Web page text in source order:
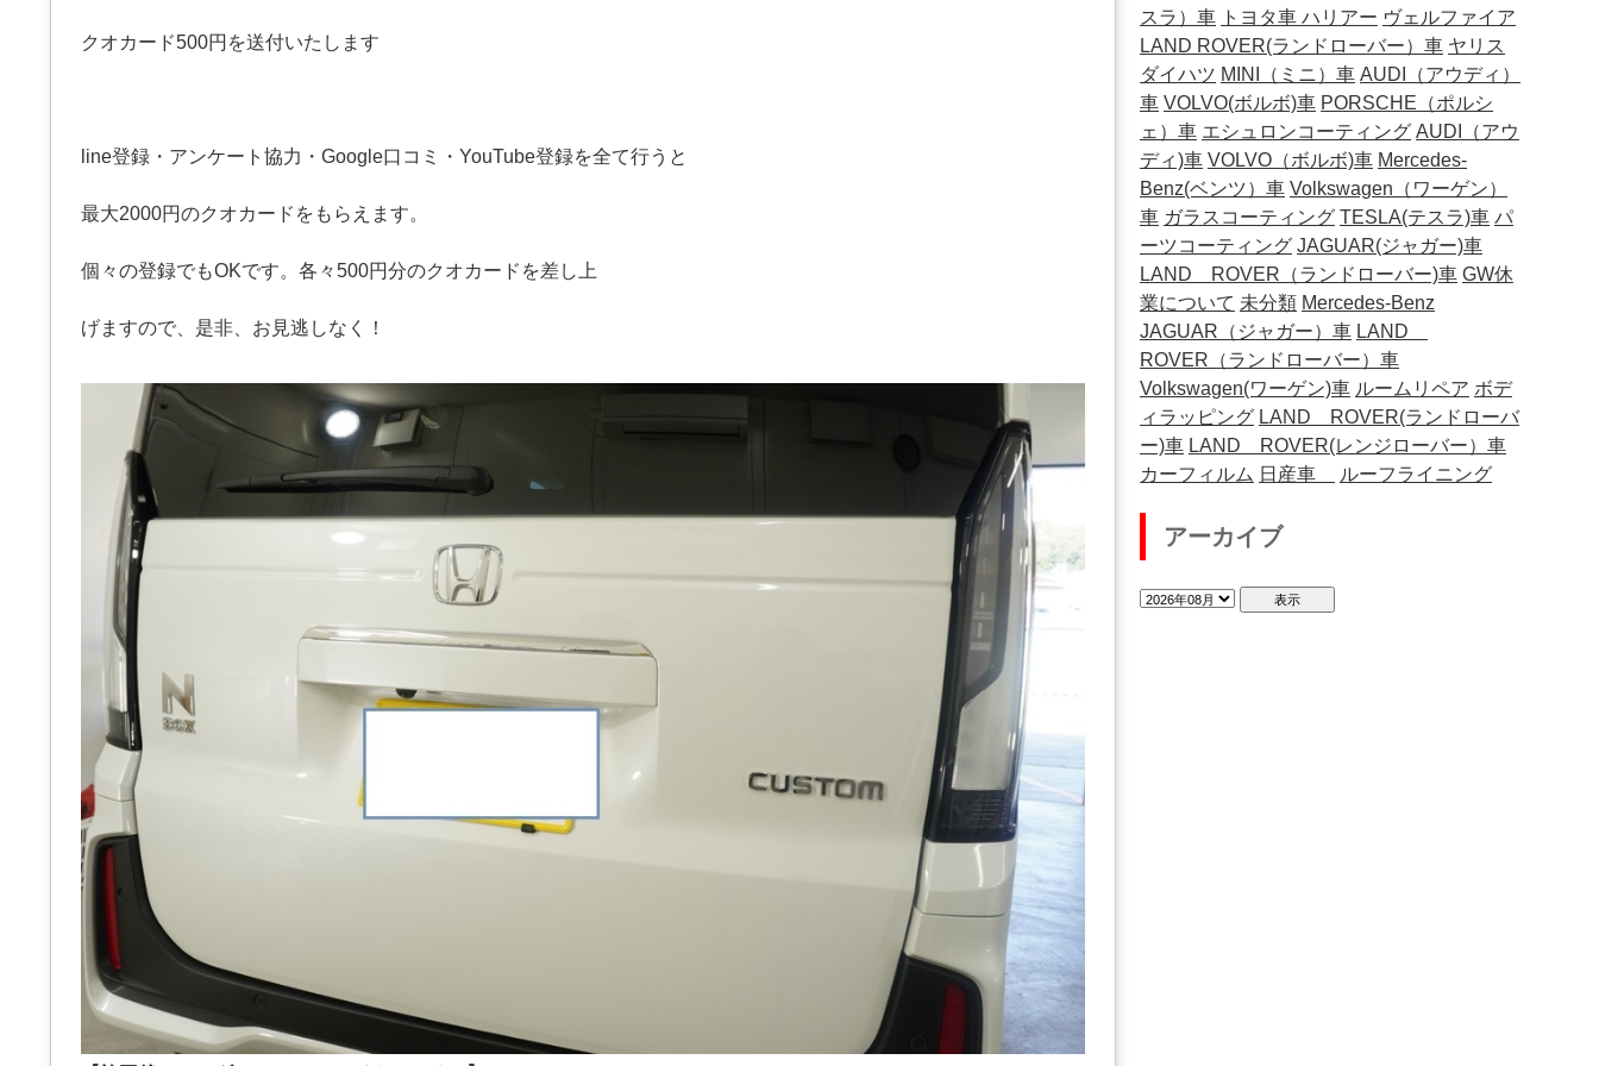
クオカード500円を送付いたします
line登録・アンケート協力・Google口コミ・YouTube登録を全て行うと
最大2000円のクオカードをもらえます。
個々の登録でもOKです。各々500円分のクオカードを差し上
げますので、是非、お見逃しなく！
スラ）車 トヨタ車 ハリアー ヴェルファイア
LAND ROVER(ランドローバー）車 ヤリス
ダイハツ MINI（ミニ）車 AUDI（アウディ）
車 VOLVO(ボルボ)車 PORSCHE（ポルシ
ェ）車 エシュロンコーティング AUDI（アウ
ディ)車 VOLVO（ボルボ)車 Mercedes-
Benz(ベンツ）車 Volkswagen（ワーゲン）
車 ガラスコーティング TESLA(テスラ)車 パ
ーツコーティング JAGUAR(ジャガー)車
LAND ROVER（ランドローバー)車 GW休
業について 未分類 Mercedes-Benz
JAGUAR（ジャガー）車 LAND
ROVER（ランドローバー）車
Volkswagen(ワーゲン)車 ルームリペア ボデ
ィラッピング LAND ROVER(ランドローバ
ー)車 LAND ROVER(レンジローバー）車
カーフィルム 日産車 ルーフライニング
アーカイブ